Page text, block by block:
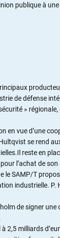
publique à une
de défense
»
en vue d’une
se rend
reste en
l’achat de
SAMP/T
industrielle. P.
de signer
2,5 milliards